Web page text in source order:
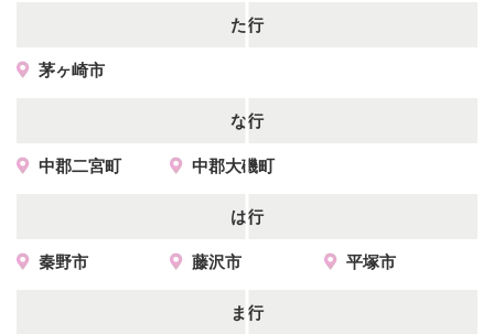
た行
茅ヶ崎市
な行
中郡二宮町 中郡大磯町
は行
秦野市 藤沢市 平塚市
ま行